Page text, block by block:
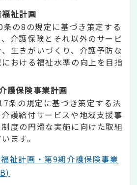
祉計画
の8の規定に基づき策定する
介護保険とそれ以外のサービ
生きがいづくり、介護予防な
おける福祉水準の向上を目指
護保険事業計画
条の規定に基づき策定する法
護給付サービスや地域支援事
度の円滑な実施に向けた取組
ます。
祉計画・第9期介護保険事業